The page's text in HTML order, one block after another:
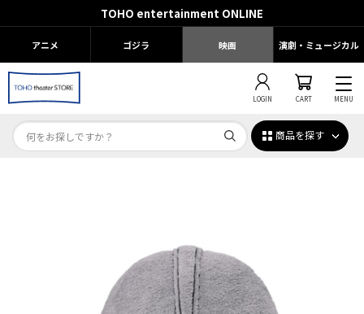
TOHO entertainment ONLINE
アニメ ゴジラ 映画 演劇・ミュージカル
LOGIN CART MENU
商品を探す